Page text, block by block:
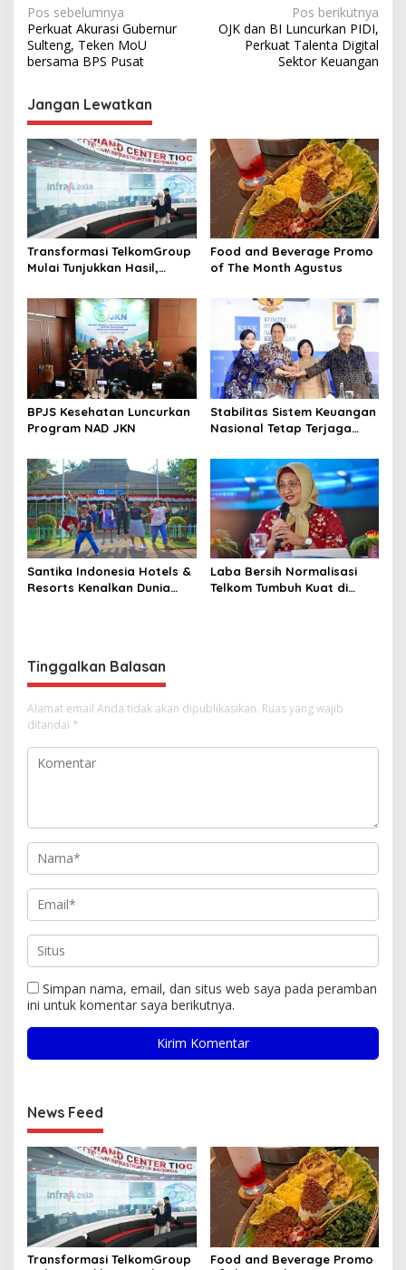
N
a
v
i
g
a
s
i
p
o
s
Pos sebelumnya
Perkuat Akurasi Gubernur
Sulteng, Teken MoU
bersama BPS Pusat
Pos berikutnya
OJK dan BI Luncurkan PIDI,
Perkuat Talenta Digital
Sektor Keuangan
Jangan Lewatkan
Transformasi TelkomGroup
Mulai Tunjukkan Hasil,
Positif Perkuat
Infrastruktur Digital
Nasional
Food and Beverage Promo
of The Month Agustus
BPJS Kesehatan Luncurkan
Program NAD JKN
Stabilitas Sistem Keuangan
Nasional Tetap Terjaga
Sinergi Kebijakan
Antrarototitas
Santika Indonesia Hotels &
Resorts Kenalkan Dunia
Laba Bersih Normalisasi
Telkom Tumbuh Kuat di
Tinggalkan Balasan
Alamat email Anda tidak akan dipublikasikan. Ruas yang wajib
ditandai *
Simpan nama, email, dan situs web saya pada peramban
ini untuk komentar saya berikutnya.
News Feed
Transformasi TelkomGroup
Food and Beverage Promo